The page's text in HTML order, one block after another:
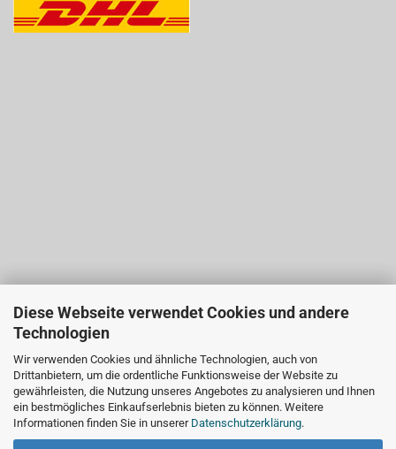
Diese Webseite verwendet Cookies und andere
Technologien
Wir verwenden Cookies und ähnliche Technologien, auch von
Drittanbietern, um die ordentliche Funktionsweise der Website zu
gewährleisten, die Nutzung unseres Angebotes zu analysieren und Ihnen
ein bestmögliches Einkaufserlebnis bieten zu können. Weitere
Informationen finden Sie in unserer Datenschutzerklärung.